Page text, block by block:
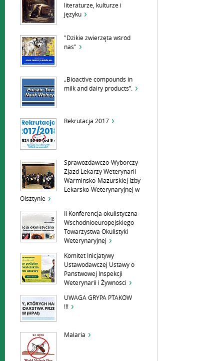
literaturze, kulturze i
języku
"Dzikie zwierzęta wśród
nas"
„Bioactive compounds in
milk and dairy products”.
Rekrutacja 2017
Sprawozdawczo-Wyborczy
Zjazd Lekarzy Weterynarii
Warmińsko-Mazurskiej Izby
Lekarsko-Weterynaryjnej w
Olsztynie
II Konferencja okulistyczna
Wschodnioeuropejskiego
Towarzystwa Okulistyki
Weterynaryjnej
Komitet Inicjatywy
Ustawodawczej Ustawy o
Państwowej Inspekcji
Weterynarii i Żywności
UWAGA GRYPA PTAKÓW
!!!
Malaria